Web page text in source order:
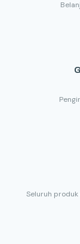
Seluruh